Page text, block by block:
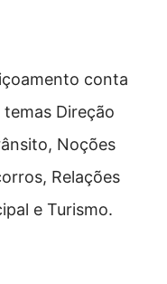
conta
Direção
Noções
Relações
e Turismo.